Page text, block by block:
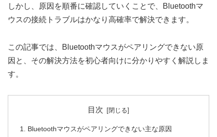
しかし、原因を順番に確認していくことで、Bluetoothマ
ウスの接続トラブルはかなり高確率で解決できます。
この記事では、Bluetoothマウスがペアリングできない原
因と、その解決方法を初心者向けに分かりやすく解説しま
す。
目次
Bluetoothマウスがペアリングできない主な原因